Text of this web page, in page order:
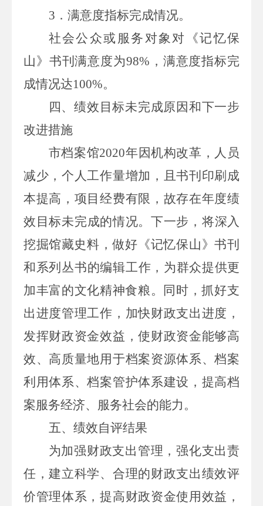
3． 满意度指标完成情况。
社会公众或服务对象对《记忆保
山》书刊满意度为98% ，满意度指标完
成情况达100%。
四、绩效目标未完成原因和下一步
改进措施
市档案馆2020年因机构改革，人员
减少，个人工作量增加，且书刊印刷成
本提高，项目经费有限，故存在年度绩
效目标未完成的情况。下一步， 将深入
挖掘馆藏史料，做好《记忆保山》书刊
和系列丛书的编辑工作， 为群众提供更
加丰富的文化精神食粮 。同时，抓好支
出进度管理工作，加快财政支出进度，
发挥财政资金效益，使财政资金能够高
效、高质量地用于档案资源体系、档案
利用体系、档案管护体系建设，提高档
案服务经济、服务社会的能力。
五、 绩效自评结果
为加强财政支出管理，强化支出责
任，建立科学、合理的财政支出绩效评
价管理体系，提高财政资金使用效益，